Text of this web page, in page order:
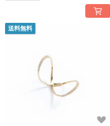
送料無料